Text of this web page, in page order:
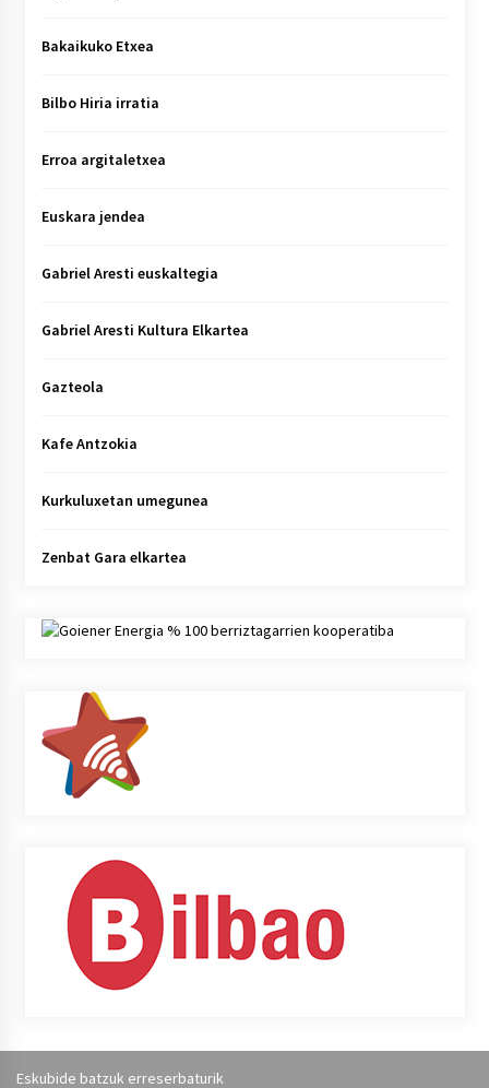
Bakaikuko Etxea
Bilbo Hiria irratia
Erroa argitaletxea
Euskara jendea
Gabriel Aresti euskaltegia
Gabriel Aresti Kultura Elkartea
Gazteola
Kafe Antzokia
Kurkuluxetan umegunea
Zenbat Gara elkartea
Eskubide batzuk erreserbaturik